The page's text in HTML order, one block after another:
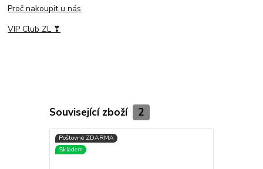
Proč nakoupit u nás
VIP Club ZL ❣
Související zboží 2